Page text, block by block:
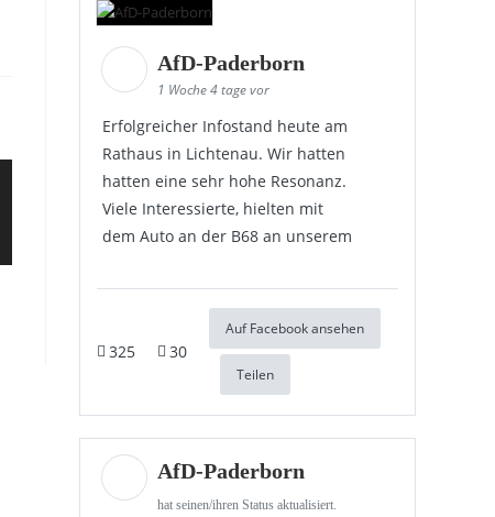
AfD-Paderborn
1 Woche 4 tage vor
Erfolgreicher Infostand heute am
Rathaus in Lichtenau. Wir hatten
hatten eine sehr hohe Resonanz.
Viele Interessierte, hielten mit
dem Auto an der B68 an unserem
325 30
Auf Facebook ansehen
Teilen
AfD-Paderborn
hat seinen/ihren Status aktualisiert.